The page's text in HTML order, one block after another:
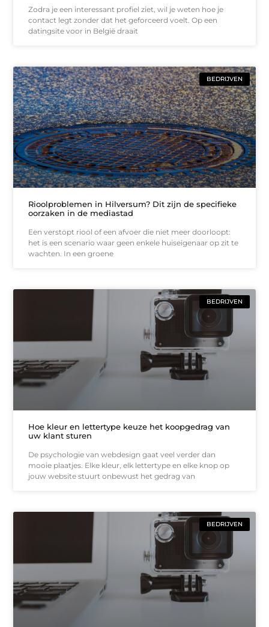
Zodra je een interessant profiel ziet, wil je weten hoe je
contact legt zonder dat het geforceerd voelt. Op een
datingsite voor in België draait
BEDRIJVEN
Rioolproblemen in Hilversum? Dit zijn de specifieke
oorzaken in de mediastad
Een verstopt riool of een afvoer die niet meer doorloopt:
het is een scenario waar geen enkele huiseigenaar op zit te
wachten. In een groene
BEDRIJVEN
Hoe kleur en lettertype keuze het koopgedrag van
uw klant sturen
De psychologie van webdesign gaat veel verder dan
mooie plaatjes. Elke kleur, elk lettertype en elke knop op
jouw website stuurt onbewust het gedrag van
BEDRIJVEN